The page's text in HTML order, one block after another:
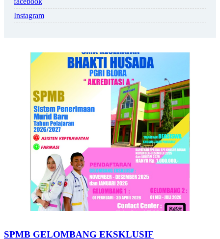
Instagram
SPMB GELOMBANG EKSKLUSIF